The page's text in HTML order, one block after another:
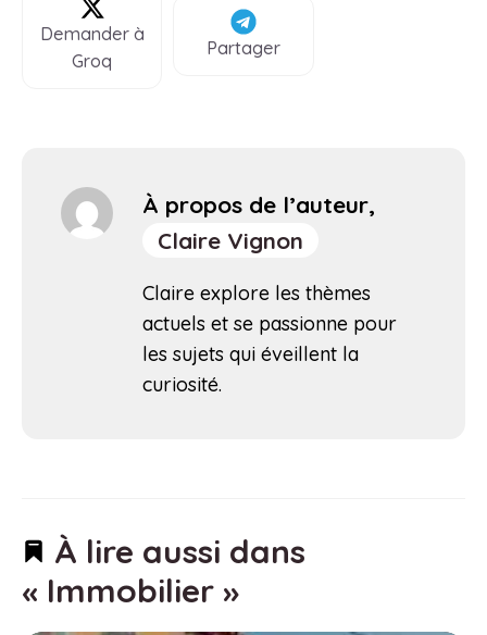
Demander à
Groq
Partager
À propos de l’auteur,
Claire Vignon
Claire explore les thèmes
actuels et se passionne pour
les sujets qui éveillent la
curiosité.
À lire aussi dans
« Immobilier »